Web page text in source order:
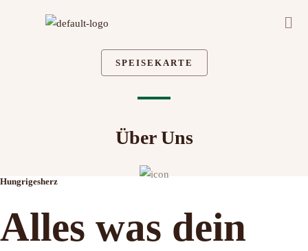
SPEISEKARTE
Über Uns
Hungrigesherz
Alles was dein